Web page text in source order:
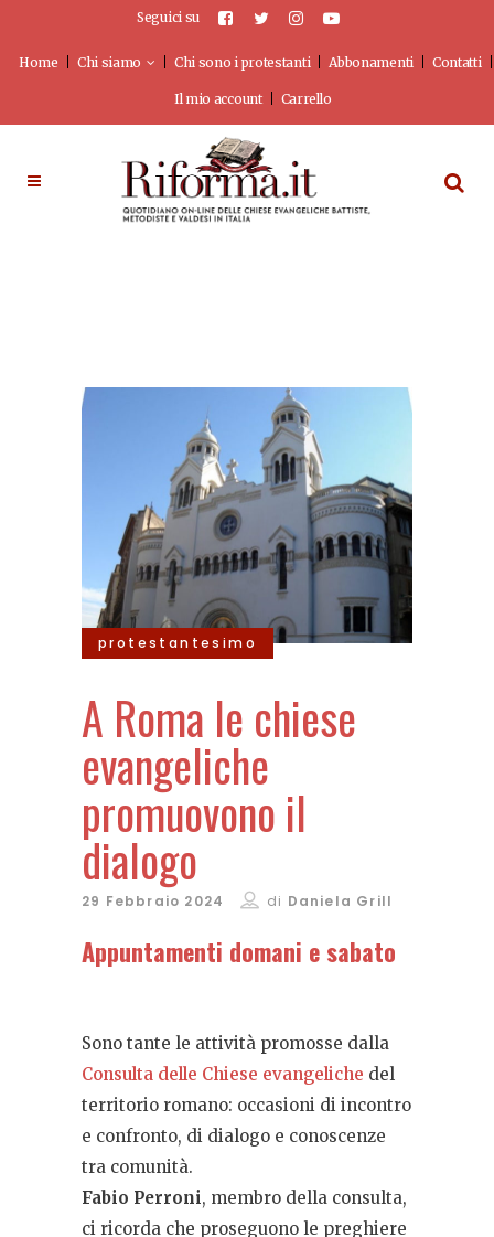
Seguici su
Home Chi siamo Chi sono i protestanti Abbonamenti Contatti
Il mio account Carrello
protestantesimo
A Roma le chiese
evangeliche
promuovono il
dialogo
29 Febbraio 2024 di Daniela Grill
Appuntamenti domani e sabato
Sono tante le attività promosse dalla
Consulta delle Chiese evangeliche del
territorio romano: occasioni di incontro
e confronto, di dialogo e conoscenze
tra comunità.
Fabio Perroni, membro della consulta,
ci ricorda che proseguono le preghiere